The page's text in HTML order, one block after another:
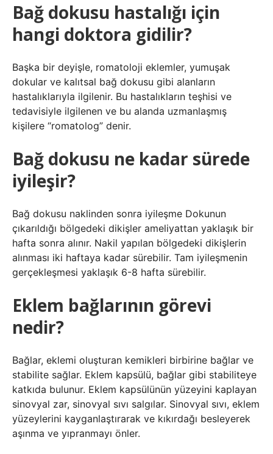
Bağ dokusu hastalığı için
hangi doktora gidilir?
Başka bir deyişle, romatoloji eklemler, yumuşak
dokular ve kalıtsal bağ dokusu gibi alanların
hastalıklarıyla ilgilenir. Bu hastalıkların teşhisi ve
tedavisiyle ilgilenen ve bu alanda uzmanlaşmış
kişilere “romatolog” denir.
Bağ dokusu ne kadar sürede
iyileşir?
Bağ dokusu naklinden sonra iyileşme Dokunun
çıkarıldığı bölgedeki dikişler ameliyattan yaklaşık bir
hafta sonra alınır. Nakil yapılan bölgedeki dikişlerin
alınması iki haftaya kadar sürebilir. Tam iyileşmenin
gerçekleşmesi yaklaşık 6-8 hafta sürebilir.
Eklem bağlarının görevi
nedir?
Bağlar, eklemi oluşturan kemikleri birbirine bağlar ve
stabilite sağlar. Eklem kapsülü, bağlar gibi stabiliteye
katkıda bulunur. Eklem kapsülünün yüzeyini kaplayan
sinovyal zar, sinovyal sıvı salgılar. Sinovyal sıvı, eklem
yüzeylerini kayganlaştırarak ve kıkırdağı besleyerek
aşınma ve yıpranmayı önler.